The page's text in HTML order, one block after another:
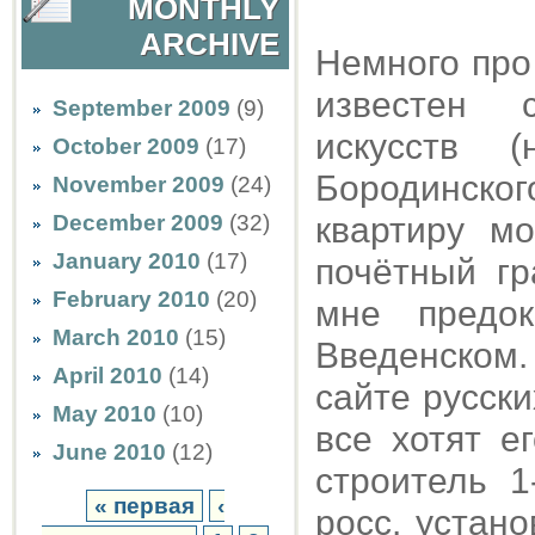
MONTHLY
ARCHIVE
September 2009 (9)
October 2009 (17)
November 2009 (24)
December 2009 (32)
January 2010 (17)
February 2010 (20)
March 2010 (15)
April 2010 (14)
May 2010 (10)
June 2010 (12)
« первая
‹
Немного
известен
квартиру
почётный
мне
сайте
все хотят
строитель
росс.